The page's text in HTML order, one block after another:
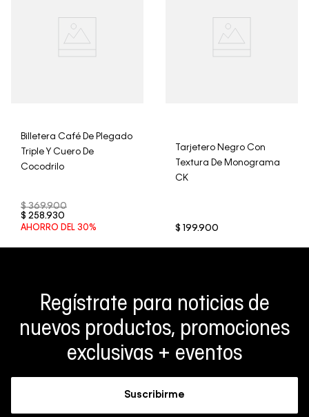
Billetera Café De Plegado
Triple Y Cuero De
Cocodrilo
$ 369.900
$ 258.930
AHORRO DEL 30%
Tarjetero Negro Con
Textura De Monograma
CK
$ 199.900
Regístrate para noticias de
nuevos productos, promociones
exclusivas + eventos
Suscribirme